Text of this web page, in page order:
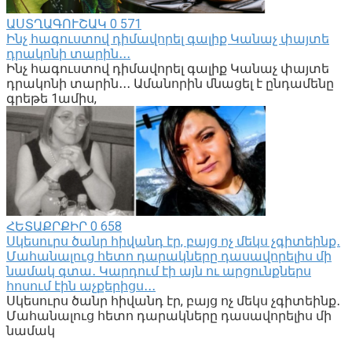
ԱՍՏՂԱԳՈՒՇԱԿ 0 571
Ինչ հագուստով դիմավորել գալիք Կանաչ փայտե
դրակոնի տարին․․․
Ինչ հագուստով դիմավորել գալիք Կանաչ փայտե
դրակոնի տարին․․․ Ամանորին մնացել է ընդամենը
գրեթե 1ամիս,
ՀԵՏԱՔՐՔԻՐ 0 658
Սկեսուրս ծանր հիվանդ էր, բայց ոչ մեկս չգիտեինք․
Մահանալուց հետո դարակները դասավորելիս մի
նամակ գտա․ Կարդում էի այն ու արցունքներս
հոսում էին աչքերիցս․․․
Սկեսուրս ծանր հիվանդ էր, բայց ոչ մեկս չգիտեինք․
Մահանալուց հետո դարակները դասավորելիս մի
նամակ